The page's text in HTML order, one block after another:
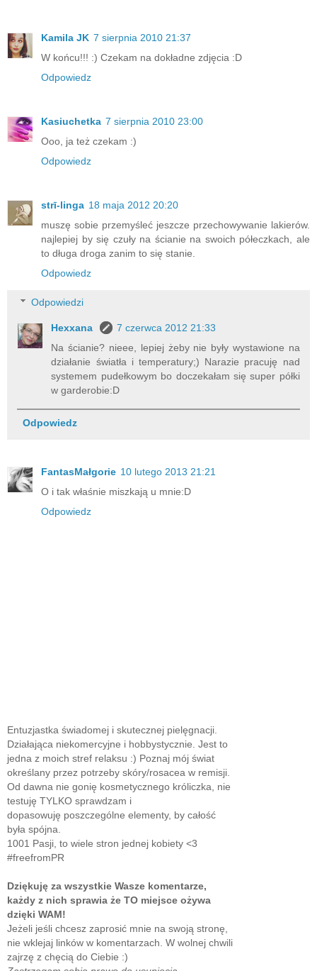
Kamila JK 7 sierpnia 2010 21:37
W końcu!!! :) Czekam na dokładne zdjęcia :D
Odpowiedz
Kasiuchetka 7 sierpnia 2010 23:00
Ooo, ja też czekam :)
Odpowiedz
strī-linga 18 maja 2012 20:20
muszę sobie przemyśleć jeszcze przechowywanie lakierów.
najlepiej by się czuły na ścianie na swoich półeczkach, ale
to długa droga zanim to się stanie.
Odpowiedz
Odpowiedzi
Hexxana
7 czerwca 2012 21:33
Na ścianie? nieee, lepiej żeby nie były wystawione na
działanie światła i temperatury;) Narazie pracuję nad
systemem pudełkowym bo doczekałam się super półki
w garderobie:D
Odpowiedz
FantasMałgorie 10 lutego 2013 21:21
O i tak właśnie miszkają u mnie:D
Odpowiedz
Entuzjastka świadomej i skutecznej pielęgnacji.
Działająca niekomercyjne i hobbystycznie. Jest to
jedna z moich stref relaksu :) Poznaj mój świat
określany przez potrzeby skóry/rosacea w remisji.
Od dawna nie gonię kosmetycznego króliczka, nie
testuję TYLKO sprawdzam i
dopasowuję poszczególne elementy, by całość
była spójna.
1001 Pasji, to wiele stron jednej kobiety <3
#freefromPR
Dziękuję za wszystkie Wasze komentarze,
każdy z nich sprawia że TO miejsce ożywa
dzięki WAM!
Jeżeli jeśli chcesz zaprosić mnie na swoją stronę,
nie wklejaj linków w komentarzach. W wolnej chwili
zajrzę z chęcią do Ciebie :)